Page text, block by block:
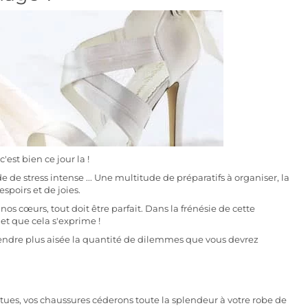
c'est bien ce jour la !
de stress intense ... Une multitude de préparatifs à organiser, la
et de joies.
cœurs, tout doit être parfait. Dans la frénésie de cette
que cela s'exprime !
plus aisée la quantité de dilemmes que vous devrez
vos chaussures céderons toute la splendeur à votre robe de